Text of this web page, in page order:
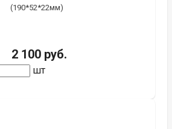
(190*52*22мм)
2 100 руб.
шт